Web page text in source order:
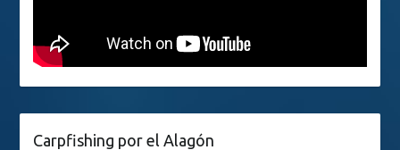
Carpfishing por el Alagón